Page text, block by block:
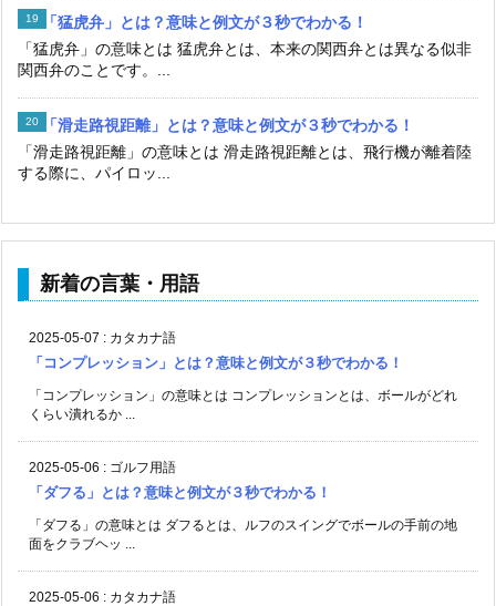
「猛虎弁」とは？意味と例文が３秒でわかる！
「猛虎弁」の意味とは 猛虎弁とは、本来の関西弁とは異なる似非
関西弁のことです。...
「滑走路視距離」とは？意味と例文が３秒でわかる！
「滑走路視距離」の意味とは 滑走路視距離とは、飛行機が離着陸
する際に、パイロッ...
新着の言葉・用語
2025-05-07 : カタカナ語
「コンプレッション」とは？意味と例文が３秒でわかる！
「コンプレッション」の意味とは コンプレッションとは、ボールがどれ
くらい潰れるか ...
2025-05-06 : ゴルフ用語
「ダフる」とは？意味と例文が３秒でわかる！
「ダフる」の意味とは ダフるとは、ルフのスイングでボールの手前の地
面をクラブヘッ ...
2025-05-06 : カタカナ語